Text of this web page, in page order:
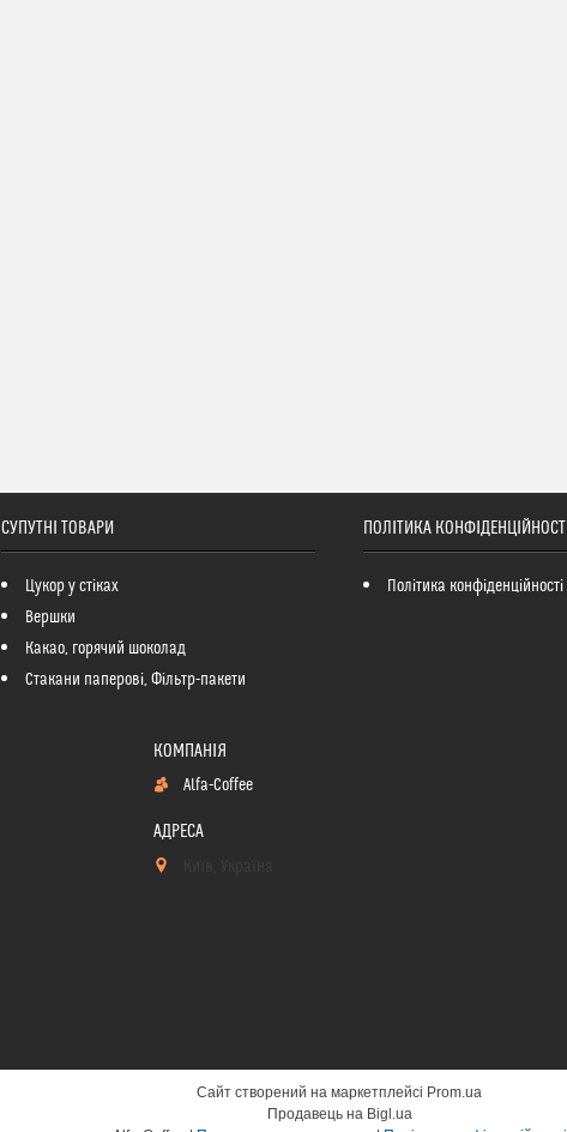
СУПУТНІ ТОВАРИ
Цукор у стіках
Вершки
Какао, горячий шоколад
Стакани паперові, Фільтр-пакети
ПОЛІТИКА КОНФІДЕНЦІЙНОСТІ
Політика конфіденційності
Alfa-Coffee
Сайт створений на маркетплейсі Prom.ua
Продавець на Bigl.ua